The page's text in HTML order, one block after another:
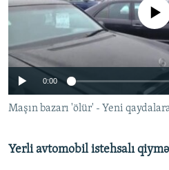
VIDEO
FOTOQALEREYA
İNFOQRAFIKA
KARIKATURA
RADIO ARXIV
OXU ZALI
AZƏRBAYCAN ƏDƏBIYYATI KITABXANASI
İSLAM VƏ DEMOKRATIYA
İZ - MƏDƏNIYYƏT PROQRAMI
HAQQIMIZDA
MISSIYAMIZ
PEŞƏ ETIKASI VƏ JURNALISTIKA
MATERIALLARIMIZDAN ISTIFADƏ
BIZI IZLƏ
No media source
0:00
Maşın bazarı 'ölür' - Yeni
Yerli avtomobil istehsalı